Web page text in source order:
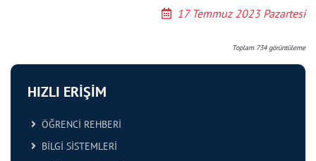
HIZLI ERİŞİM
ÖĞRENCİ REHBERİ
BİLGİ SİSTEMLERİ
17 Temmuz 2023 Pazartesi
Toplam 734görüntüleme